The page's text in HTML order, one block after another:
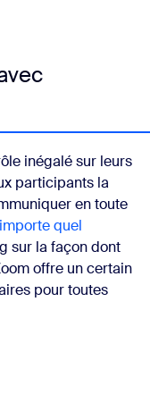
inégalé sur leurs
participants la
en toute
quel
sur la façon dont
offre un certain
pour toutes